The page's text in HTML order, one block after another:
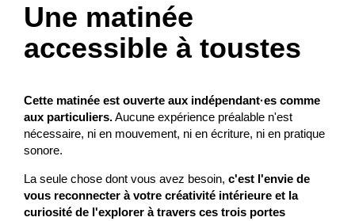
Une matinée
accessible à toustes
Cette matinée est ouverte aux indépendant·es comme
aux particuliers.Aucune expérience préalable n'est
nécessaire, ni en mouvement, ni en écriture, ni en pratique
sonore.
La seule chose dont vous avez besoin, c'est l'envie de
vous reconnecter à votre créativité intérieure et la
curiosité de l'explorer à travers ces trois portes